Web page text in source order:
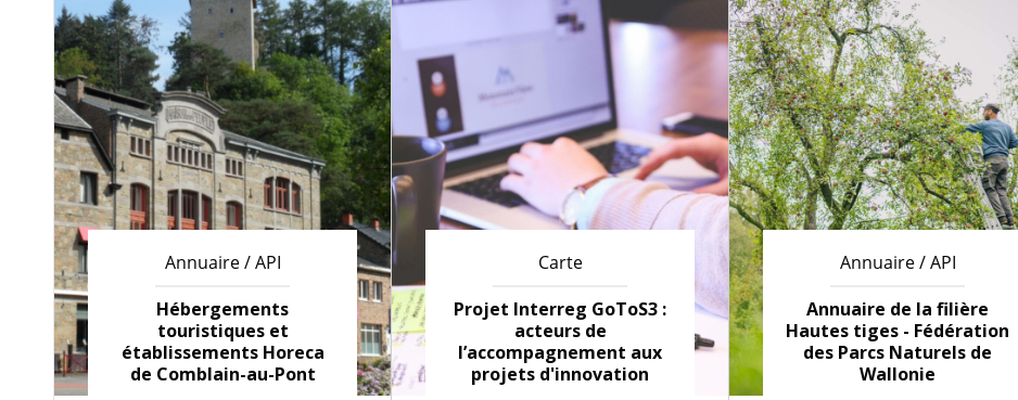
Annuaire / API
Hébergements
touristiques et
établissements Horeca
de Comblain-au-Pont
Carte
Projet Interreg GoToS3 :
acteurs de
l’accompagnement aux
projets d'innovation
Annuaire / API
Annuaire de la filière
Hautes tiges - Fédération
des Parcs Naturels de
Wallonie